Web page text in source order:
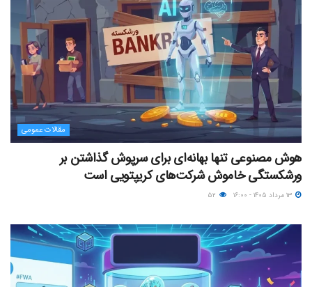
مقالات عمومی
هوش مصنوعی تنها بهانه‌ای برای سرپوش گذاشتن بر
ورشکستگی خاموش شرکت‌های کریپتویی است